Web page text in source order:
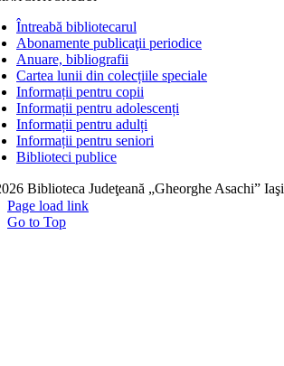
Întreabă bibliotecarul
Abonamente publicaţii periodice
Anuare, bibliografii
Cartea lunii din colecțiile speciale
Informații pentru copii
Informații pentru adolescenți
Informații pentru adulți
Informații pentru seniori
Biblioteci publice
Biblioteca Judeţeană „Gheorghe Asachi” Iaşi
Page load link
Go to Top